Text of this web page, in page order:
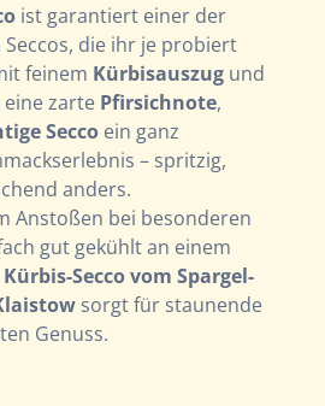
ist garantiert einer der
die ihr je probiert
feinem Kürbisauszug und
zarte Pfirsichnote,
Secco ein ganz
– spritzig,
anders.
Anstoßen bei besonderen
gut gekühlt an einem
Kürbis-Secco vom Spargel-
sorgt für staunende
Genuss.